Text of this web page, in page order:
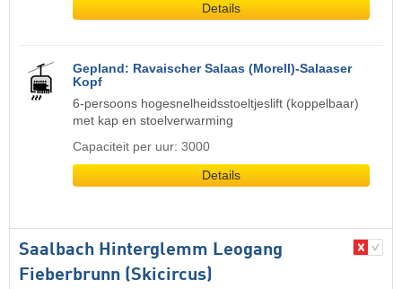
Details
Gepland: Ravaischer Salaas (Morell)-Salaaser
Kopf
6-persoons hogesnelheidsstoeltjeslift (koppelbaar)
met kap en stoelverwarming
Capaciteit per uur: 3000
Details
Saalbach Hinterglemm Leogang
Fieberbrunn (Skicircus)